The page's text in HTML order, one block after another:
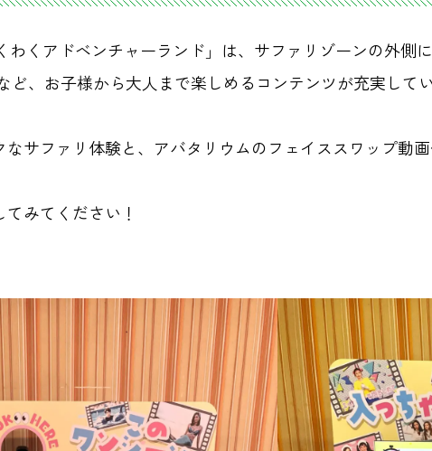
わくアドベンチャーランド」は、サファリゾーンの外側
ど、お子様から大人まで楽しめるコンテンツが充実して
サファリ体験と、アバタリウムのフェイススワップ動
みてください！